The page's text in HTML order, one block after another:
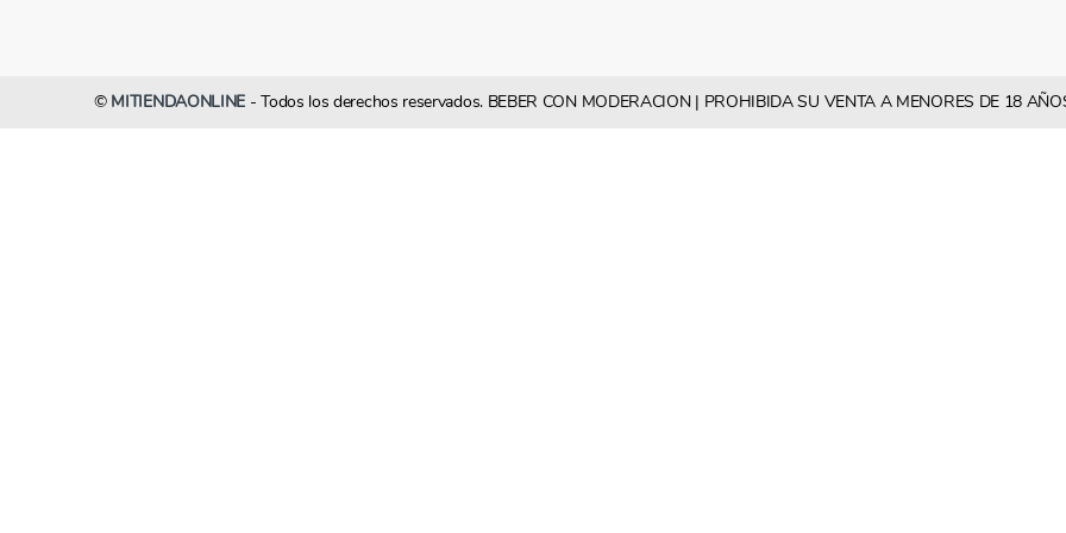
© MITIENDAONLINE - Todos los derechos reservados. BEBER CON MODERACION | PROHIBIDA SU VENTA A MENORES DE 18